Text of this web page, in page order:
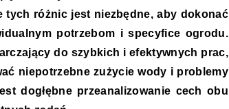
tych różnic jest niezbędne, aby dokonać
potrzebom i specyfice ogrodu.
do szybkich i efektywnych prac,
niepotrzebne zużycie wody i problemy
dogłębne przeanalizowanie cech obu